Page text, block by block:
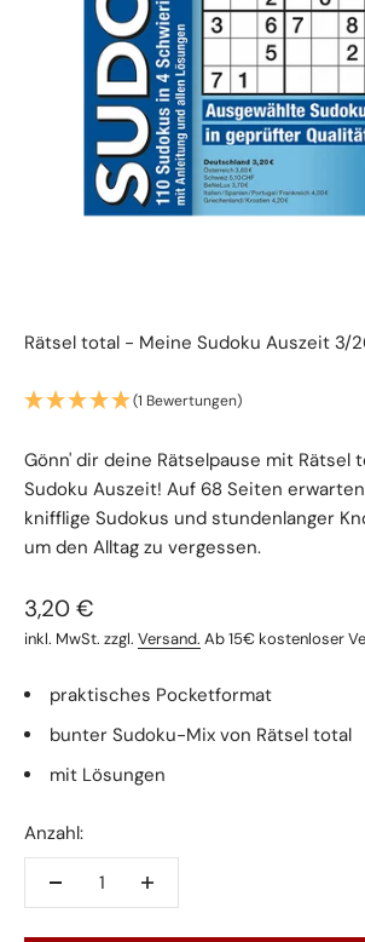
Rätsel total - Meine Sudoku Auszeit 3/
(1 Bewertungen)
Gönn' dir deine Rätselpause mit Rätsel
Sudoku Auszeit! Auf 68 Seiten
knifflige Sudokus und stundenlanger
um den Alltag zu vergessen.
Angebot
3,20 €
inkl. MwSt. zzgl. Versand. Ab 15€ kostenloser
praktisches Pocketformat
bunter Sudoku-Mix von Rätsel total
mit Lösungen
Anzahl: